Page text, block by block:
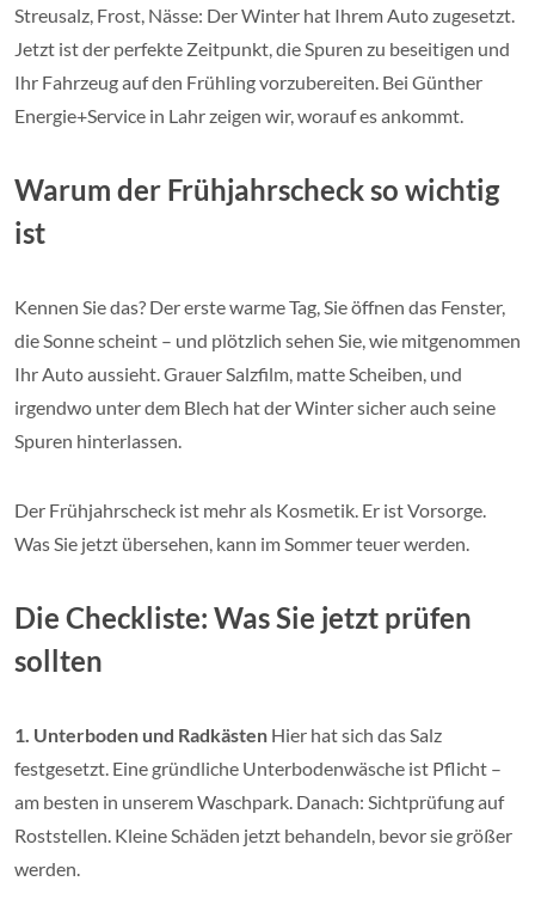
Streusalz, Frost, Nässe: Der Winter hat Ihrem Auto zugesetzt.
Jetzt ist der perfekte Zeitpunkt, die Spuren zu beseitigen und
Ihr Fahrzeug auf den Frühling vorzubereiten. Bei Günther
Energie+Service in Lahr zeigen wir, worauf es ankommt.
Warum der Frühjahrscheck so wichtig
ist
Kennen Sie das? Der erste warme Tag, Sie öffnen das Fenster,
die Sonne scheint – und plötzlich sehen Sie, wie mitgenommen
Ihr Auto aussieht. Grauer Salzfilm, matte Scheiben, und
irgendwo unter dem Blech hat der Winter sicher auch seine
Spuren hinterlassen.
Der Frühjahrscheck ist mehr als Kosmetik. Er ist Vorsorge.
Was Sie jetzt übersehen, kann im Sommer teuer werden.
Die Checkliste: Was Sie jetzt prüfen
sollten
1. Unterboden und Radkästen Hier hat sich das Salz
festgesetzt. Eine gründliche Unterbodenwäsche ist Pflicht –
am besten in unserem Waschpark. Danach: Sichtprüfung auf
Roststellen. Kleine Schäden jetzt behandeln, bevor sie größer
werden.